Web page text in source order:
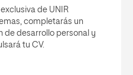
de UNIR
completarás un
de desarrollo personal y
tu CV.